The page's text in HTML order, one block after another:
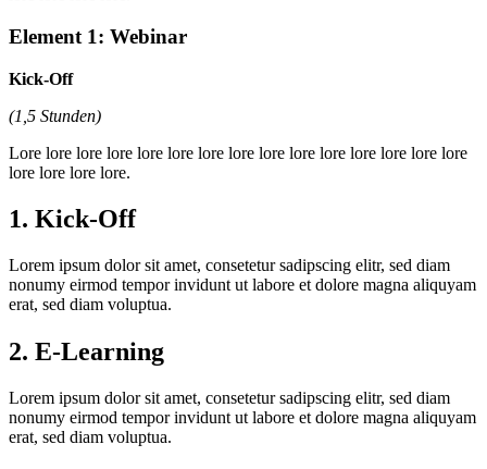
Element 1: Webinar
Kick-Off
(1,5 Stunden)
Lore lore lore lore lore lore lore lore lore lore lore lore lore lore lore
lore lore lore lore.
1. Kick-Off
Lorem ipsum dolor sit amet, consetetur sadipscing elitr, sed diam
nonumy eirmod tempor invidunt ut labore et dolore magna aliquyam
erat, sed diam voluptua.
2. E-Learning
Lorem ipsum dolor sit amet, consetetur sadipscing elitr, sed diam
nonumy eirmod tempor invidunt ut labore et dolore magna aliquyam
erat, sed diam voluptua.